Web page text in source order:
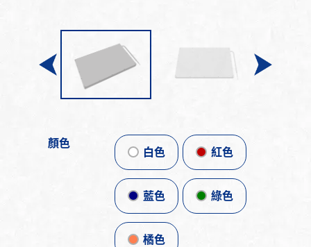
顏色
白色 紅色
藍色 綠色
橘色